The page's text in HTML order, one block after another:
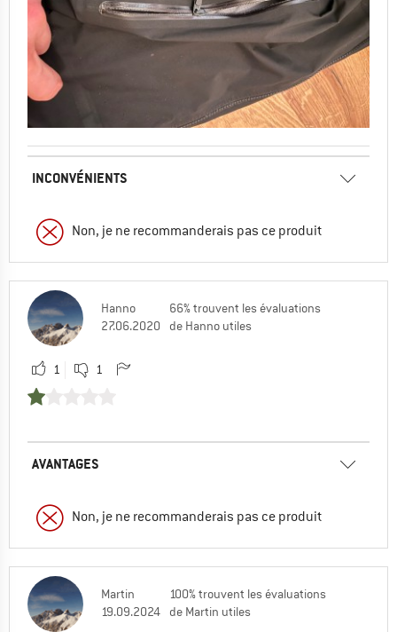
INCONVÉNIENTS
Non, je ne recommanderais pas ce produit
Hanno
27.06.2020
66% trouvent les évaluations
de Hanno utiles
1 1
AVANTAGES
Non, je ne recommanderais pas ce produit
Martin
19.09.2024
100% trouvent les évaluations
de Martin utiles